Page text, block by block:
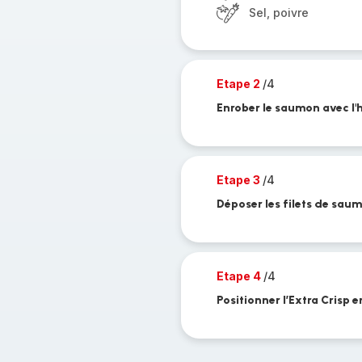
Sel, poivre
Etape 2 /4
Enrober le saumon avec
Etape 3 /4
Déposer les filets de
Etape 4 /4
Positionner l’Extra Crisp